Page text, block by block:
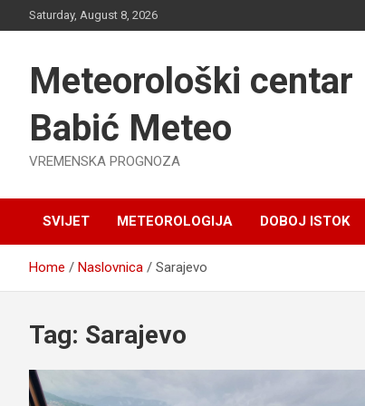
to
Saturday, August 8, 2026
Meteorološki centar
Babić Meteo
VREMENSKA PROGNOZA
SVIJET METEOROLOGIJA DOBOJ ISTOK
Home Naslovnica Sarajevo
Tag: Sarajevo